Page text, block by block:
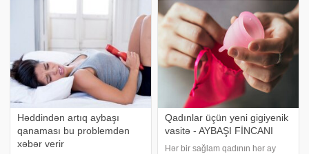
əlamətlərdən biri də bədəndə
dövrünün ilk günü hesab olunur.
Sağlam bir qadının menstrual
dövrü orta hesabla 28 gündür.
Ovulyasiy
Həddindən artıq aybaşı
qanaması bu problemdən
xəbər verir
Qadınlar üçün yeni gigiyenik
vasitə - AYBAŞI FİNCANI
Hər bir sağlam qadının hər ay